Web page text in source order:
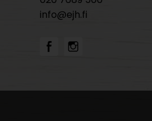
info@ejh.fi